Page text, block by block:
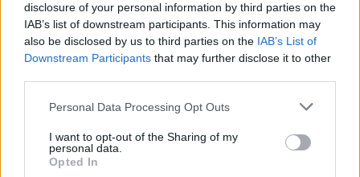
disclosure of your personal information by third parties on the
IAB’s list of downstream participants. This information may
also be disclosed by us to third parties on the IAB’s List of
Downstream Participants that may further disclose it to other
Personal Data Processing Opt Outs
I want to opt-out of the Sharing of my
personal data.
Opted In
L' ABITACOLO
Ho incontrato il premier Conte e
ESCLUSIVA SU "OGGI"
Dal palco alle cene, Al Bano e